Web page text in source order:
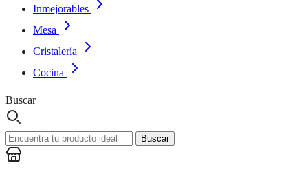
Inmejorables
Mesa
Cristalería
Cocina
Buscar
Buscar